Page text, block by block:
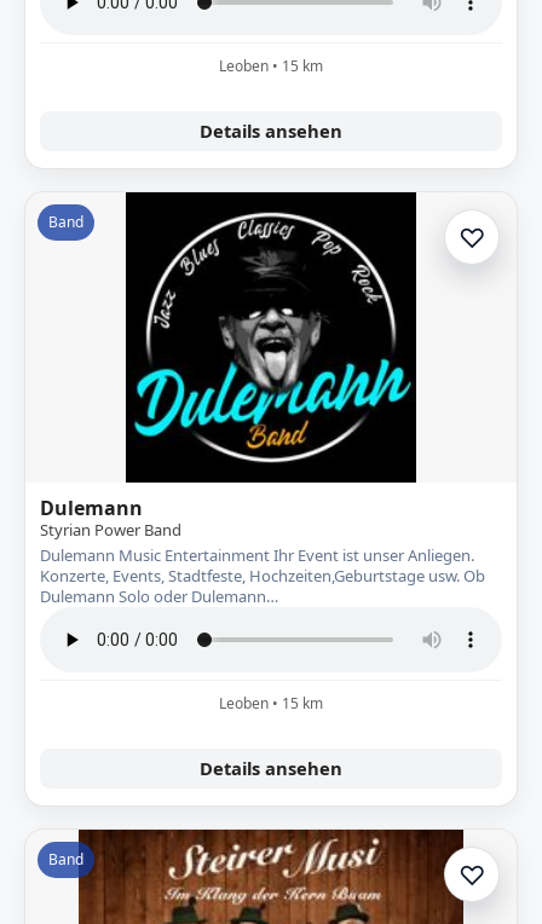
Leoben • 15 km
Details ansehen
Band ♡Zur
Dulemann
Styrian Power Band
Dulemann Music Entertainment Ihr Event ist unser Anliegen.
Konzerte, Events, Stadtfeste, Hochzeiten,Geburtstage usw. Ob
Dulemann Solo oder Dulemann…
Leoben • 15 km
Details ansehen
Band ♡Zur